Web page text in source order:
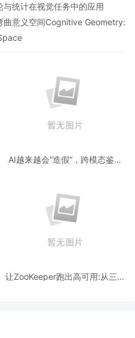
统计在视觉任务中的应用
曲意义空间Cognitive Geometry:
AI越来越会“造假“，跨模态鉴伪
让ZooKeeper跑出高可用:从三节